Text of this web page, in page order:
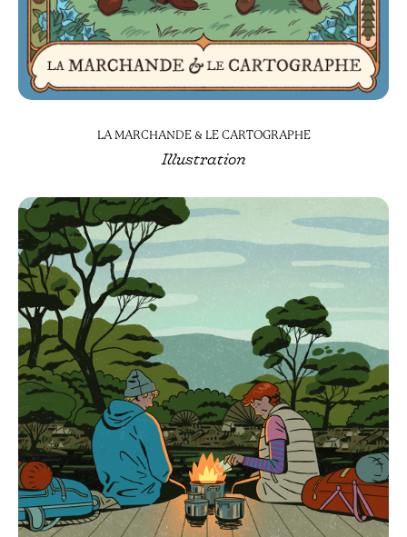
LA MARCHANDE & LE CARTOGRAPHE
Illustration